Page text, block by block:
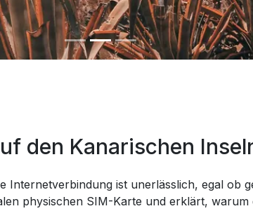
den Kanarischen
Internetverbindung ist unerlässlich, egal ob
physischen SIM-Karte und erklärt,